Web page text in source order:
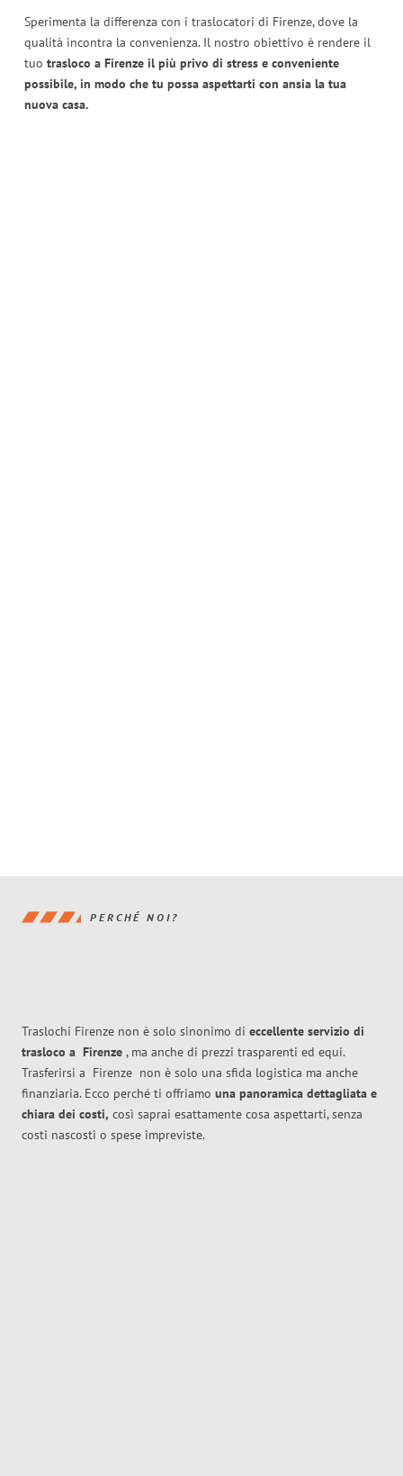
Sperimenta la differenza con i traslocatori di Firenze, dove la
qualità incontra la convenienza. Il nostro obiettivo è rendere il
tuo trasloco a Firenze il più privo di stress e conveniente
possibile, in modo che tu possa aspettarti con ansia la tua
nuova casa.
PERCHÉ NOI?
Traslochi Firenze non è solo sinonimo di eccellente servizio di
trasloco a Firenze , ma anche di prezzi trasparenti ed equi.
Trasferirsi a Firenze non è solo una sfida logistica ma anche
finanziaria. Ecco perché ti offriamo una panoramica dettagliata e
chiara dei costi, così saprai esattamente cosa aspettarti, senza
costi nascosti o spese impreviste.